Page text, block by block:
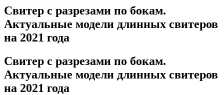
Свитер с разрезами по бокам.
Актуальные модели длинных свитеров
на 2021 года
Свитер с разрезами по бокам.
Актуальные модели длинных свитеров
на 2021 года